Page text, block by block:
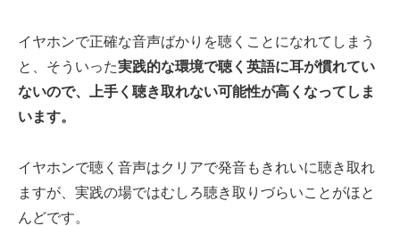
イヤホンで正確な音声ばかりを聴くことになれてしまう
と、そういった実践的な環境で聴く英語に耳が慣れてい
ないので、上手く聴き取れない可能性が高くなってしま
います。
イヤホンで聴く音声はクリアで発音もきれいに聴き取れ
ますが、実践の場ではむしろ聴き取りづらいことがほと
んどです。